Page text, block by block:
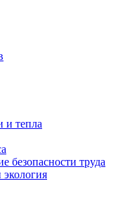
и тепла
безопасности труда